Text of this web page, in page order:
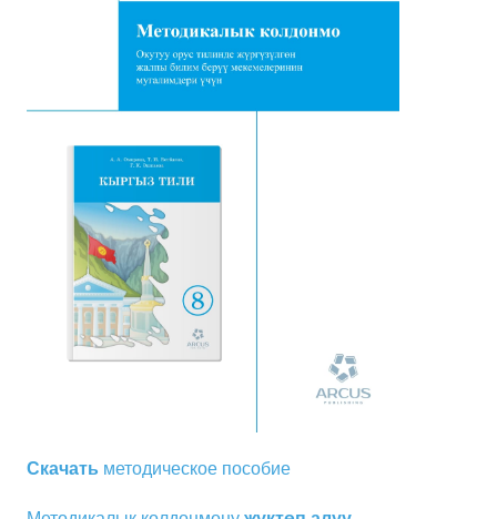
Скачать методическое пособие